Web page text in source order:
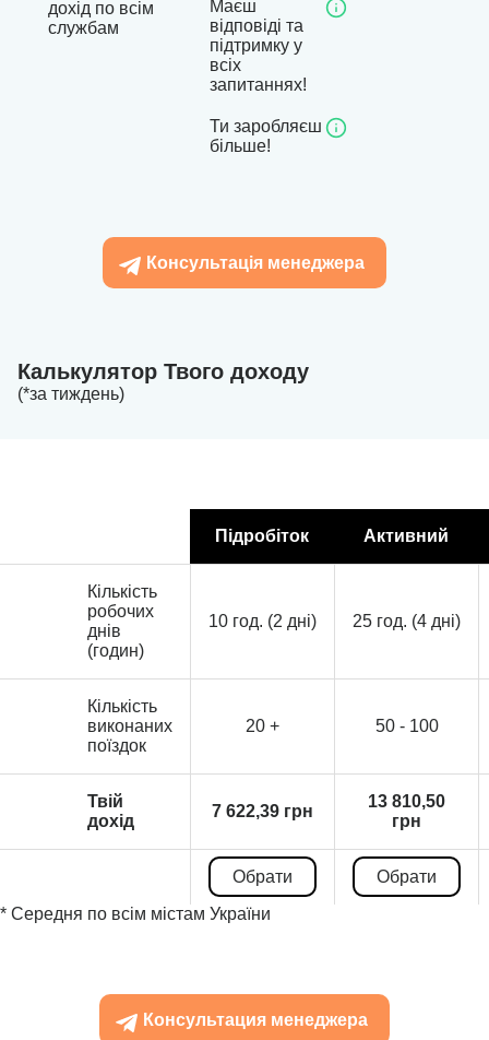
дохід по всім
службам
Маєш
відповіді та
підтримку у
всіх
запитаннях!
Ти заробляєш
більше!
Консультація менеджера
Калькулятор Твого доходу
(*за тиждень)
Підробіток Активний
Кількість
робочих
днів
(годин)
10 год. (2 дні) 25 год. (4 дні)
Кількість
виконаних
поїздок
20 + 50 - 100
Твій
дохід
7 622,39 грн
13 810,50
грн
Обрати
Обрати
* Середня по всім містам України
Консультация менеджера